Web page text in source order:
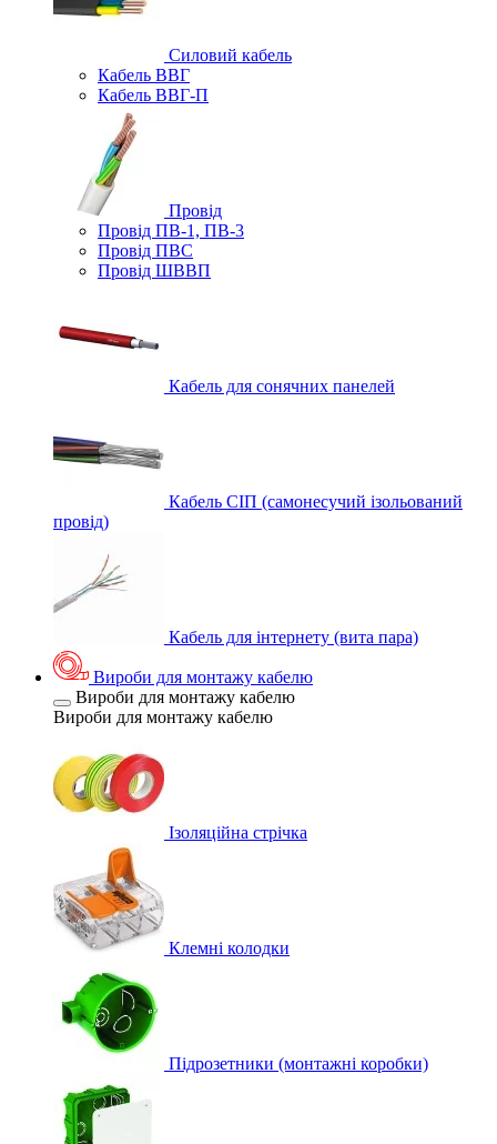
Силовий кабель
Кабель ВВГ
Кабель ВВГ-П
Провід
Провід ПВ-1, ПВ-3
Провід ПВС
Провід ШВВП
Кабель для сонячних панелей
Кабель СІП (самонесучий ізольований
провід)
Кабель для інтернету (вита пара)
Вироби для монтажу кабелю
Вироби для монтажу кабелю
Вироби для монтажу кабелю
Ізоляційна стрічка
Клемні колодки
Підрозетники (монтажні коробки)